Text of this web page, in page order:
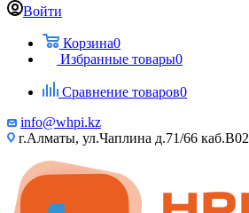
Войти
Корзина0
Избранные товары0
Сравнение товаров0
info@whpi.kz
г.Алматы, ул.Чаплина д.71/66 каб.B02